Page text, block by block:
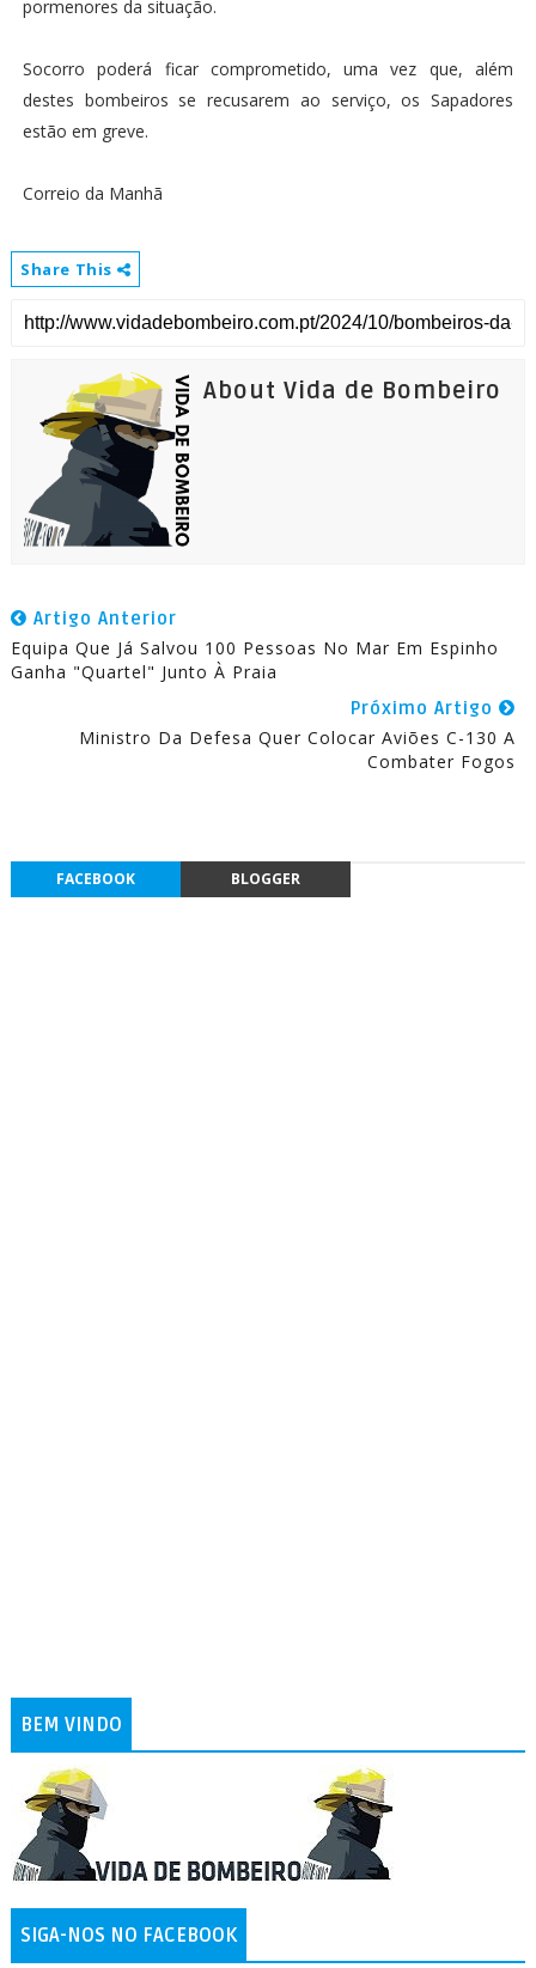
pormenores da situação.
Socorro poderá ficar comprometido, uma vez que, além
destes bombeiros se recusarem ao serviço, os Sapadores
estão em greve.
Correio da Manhã
Share This
About Vida de Bombeiro
Artigo Anterior
Equipa Que Já Salvou 100 Pessoas No Mar Em Espinho
Ganha "Quartel" Junto À Praia
Próximo Artigo
Ministro Da Defesa Quer Colocar Aviões C-130 A
Combater Fogos
FACEBOOK BLOGGER
BEM VINDO
SIGA-NOS NO FACEBOOK